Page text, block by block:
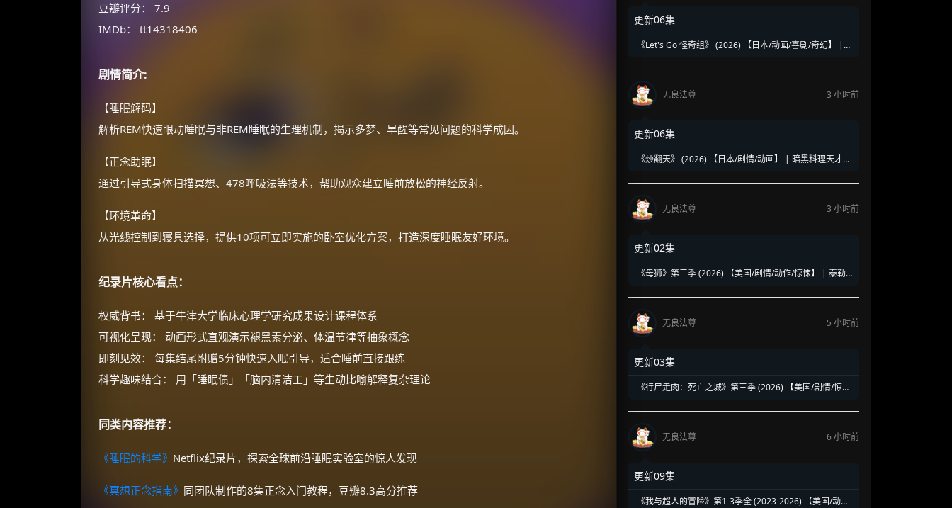
豆瓣评分： 7.9
IMDb： tt14318406
剧情简介:
【睡眠解码】
解析REM快速眼动睡眠与非REM睡眠的生理机制，揭示多梦、早醒等常见问题的科学成因。
【正念助眠】
通过引导式身体扫描冥想、478呼吸法等技术，帮助观众建立睡前放松的神经反射。
【环境革命】
从光线控制到寝具选择，提供10项可立即实施的卧室优化方案，打造深度睡眠友好环境。
纪录片核心看点：
权威背书： 基于牛津大学临床心理学研究成果设计课程体系
可视化呈现： 动画形式直观演示褪黑素分泌、体温节律等抽象概念
即刻见效： 每集结尾附赠5分钟快速入眠引导，适合睡前直接跟练
科学趣味结合： 用「睡眠债」「脑内清洁工」等生动比喻解释复杂理论
同类内容推荐：
《睡眠的科学》 Netflix纪录片，探索全球前沿睡眠实验室的惊人发现
《冥想正念指南》 同团队制作的8集正念入门教程，豆瓣8.3高分推荐
更新06集
《Let's Go 怪奇组》 (2026) 【日本/动画/喜剧/奇幻】 |
诞喜剧
无良法尊
3 小时前
更新06集
《炒翻天》 (2026) 【日本/剧情/动画】 | 暗黑料理天才的
无良法尊 3 小时前
更新02集
《母狮》第三季 (2026) 【美国/剧情/动作/惊悚】 | 泰勒·
无良法尊 5 小时前
更新03集
《行尸走肉：死亡之城》第三季 (2026) 【美国/剧情/惊悚/
的末日恩怨新篇章
无良法尊
6 小时前
更新09集
《我与超人的冒险》第1-3季全 (2023-2026) 【美国/动画/
你需要的各种会员，都可低价购买！
优惠券、活动红包，每日可领。